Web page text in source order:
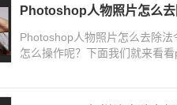
Photoshop人物照片怎么
Photoshop人物照片怎么去除
怎么操作呢？下面我们就来看